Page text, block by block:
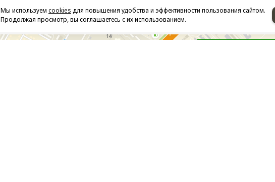
Мы используем cookies для повышения удобства и эффективности пользования сайтом.
Продолжая просмотр, вы соглашаетесь с их использованием.